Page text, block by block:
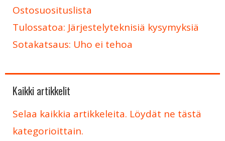
Ostosuosituslista
Tulossatoa: Järjestelyteknisiä kysymyksiä
Sotakatsaus: Uho ei tehoa
Kaikki artikkelit
Selaa kaikkia artikkeleita. Löydät ne tästä
kategorioittain.